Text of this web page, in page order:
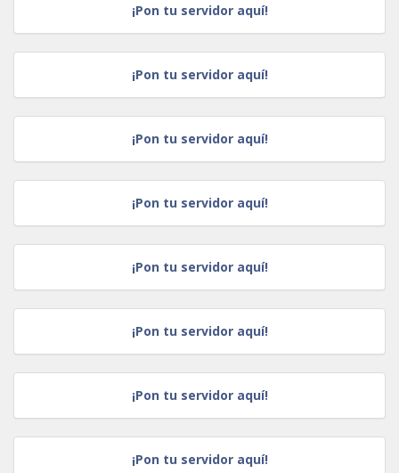
¡Pon tu servidor aquí!
¡Pon tu servidor aquí!
¡Pon tu servidor aquí!
¡Pon tu servidor aquí!
¡Pon tu servidor aquí!
¡Pon tu servidor aquí!
¡Pon tu servidor aquí!
¡Pon tu servidor aquí!